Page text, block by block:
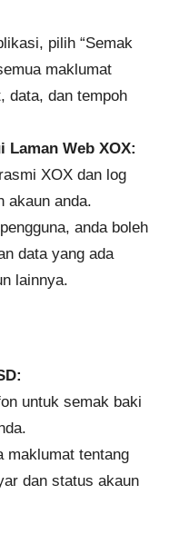
pilih “Semak
maklumat
data, dan tempoh
Laman Web XOX:
XOX dan log
akaun anda.
anda boleh
data yang ada
lainnya.
untuk semak baki
maklumat tentang
dan status akaun